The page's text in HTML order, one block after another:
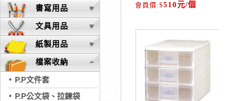
書寫用品
文具用品
紙製用品
檔案收納
P.P文件套
P.P公文袋、拉鍊袋
510元/個